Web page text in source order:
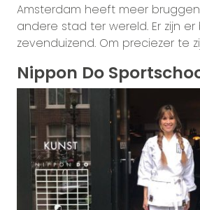
Amsterdam heeft meer
andere stad ter wereld. Er zijn er
zevenduizend. Om preciezer te
Nippon Do